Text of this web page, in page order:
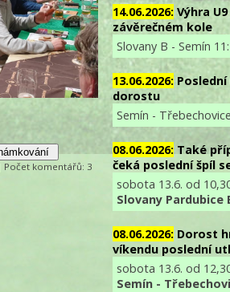
Počet komentářů: 3
14.06.2026: Výhra
závěrečném kole
Slovany B - Semín
13.06.2026:
dorostu
Semín -
08.06.2026: Také
čeká poslední špíl
sobota 13.6. od
Slovany Pardubice
08.06.2026: Dorost
víkendu poslední
sobota 13.6. od
Semín -